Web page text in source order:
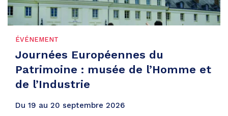
ÉVÉNEMENT
Journées Européennes du
Patrimoine : musée de l’Homme et
de l’Industrie
Du 19 au 20 septembre 2026